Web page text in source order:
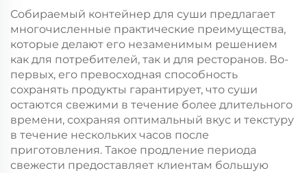
для общепита и
крафтовых целей
рождественской еды
в пластиковую
упаковку
Собираемый контейнер для суши предлагает
многочисленные практические преимущества,
которые делают его незаменимым решением
как для потребителей, так и для ресторанов. Во-
первых, его превосходная способность
сохранять продукты гарантирует, что суши
остаются свежими в течение более длительного
времени, сохраняя оптимальный вкус и текстуру
в течение нескольких часов после
приготовления. Такое продление периода
свежести предоставляет клиентам большую